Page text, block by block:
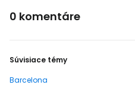
0 komentáre
Súvisiace témy
Barcelona